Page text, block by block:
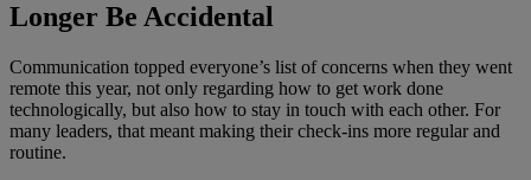
Longer Be Accidental
Communication topped everyone’s list of concerns when they went
remote this year, not only regarding how to get work done
technologically, but also how to stay in touch with each other. For
many leaders, that meant making their check-ins more regular and
routine.